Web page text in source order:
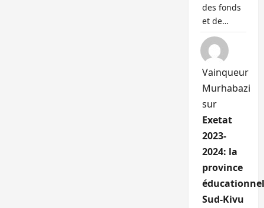
des fonds
et de…
Vainqueur
Murhabazi
sur
Exetat
2023-
2024: la
province
Sud-Kivu